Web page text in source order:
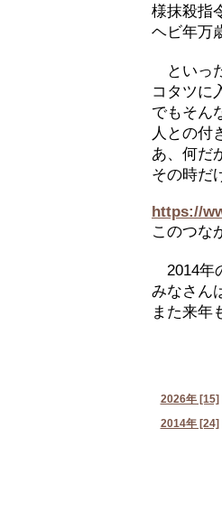
様抹殺指
ヘビ年万
といっ
コタツに
でもそん
人との付
あ、何だ
その時だ
https://
このつな
2014年
みなさん
また来年
2026年 [15]
2014年 [24]